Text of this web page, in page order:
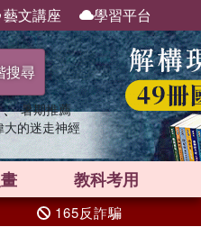
藝文講座 學習平台
搜尋
、 暑期推薦
大的迷走神經
教科考用
165反詐騙